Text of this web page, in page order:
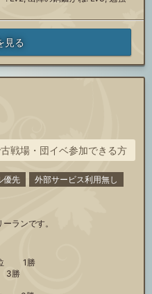
見る
戦場・団イベ参加できる方
優先
外部サービス利用無し
ランです。
位 1勝
3勝